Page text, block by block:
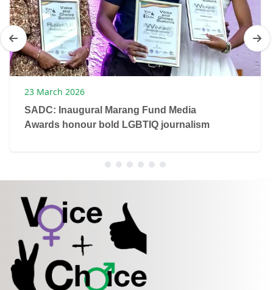
23 March 2026
SADC: Inaugural Marang Fund Media
Awards honour bold LGBTIQ journalism